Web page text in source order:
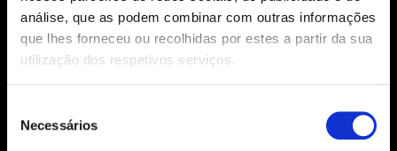
análise, que as podem combinar com outras informações
que lhes forneceu ou recolhidas por estes a partir da sua
utilização dos respetivos serviços.
NecessáriosSiga-nos: